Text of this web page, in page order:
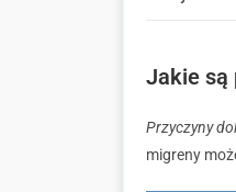
Jakie są
Przyczyny
migreny